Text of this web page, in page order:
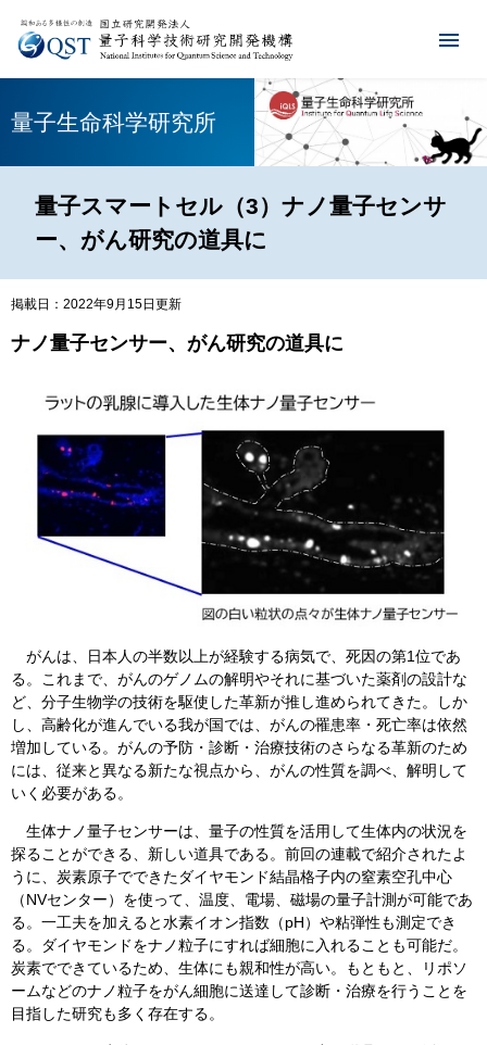
量子生命科学研究所
量子スマートセル（3）ナノ量子センサ
ー、がん研究の道具に
掲載日：2022年9月15日更新
ナノ量子センサー、がん研究の道具に
がんは、日本人の半数以上が経験する病気で、死因の第1位であ
る。これまで、がんのゲノムの解明やそれに基づいた薬剤の設計な
ど、分子生物学の技術を駆使した革新が推し進められてきた。しか
し、高齢化が進んでいる我が国では、がんの罹患率・死亡率は依然
増加している。がんの予防・診断・治療技術のさらなる革新のため
には、従来と異なる新たな視点から、がんの性質を調べ、解明して
いく必要がある。
生体ナノ量子センサーは、量子の性質を活用して生体内の状況を
探ることができる、新しい道具である。前回の連載で紹介されたよ
うに、炭素原子でできたダイヤモンド結晶格子内の窒素空孔中心
（NVセンター）を使って、温度、電場、磁場の量子計測が可能であ
る。一工夫を加えると水素イオン指数（pH）や粘弾性も測定でき
る。ダイヤモンドをナノ粒子にすれば細胞に入れることも可能だ。
炭素でできているため、生体にも親和性が高い。もともと、リポソ
ームなどのナノ粒子をがん細胞に送達して診断・治療を行うことを
目指した研究も多く存在する。